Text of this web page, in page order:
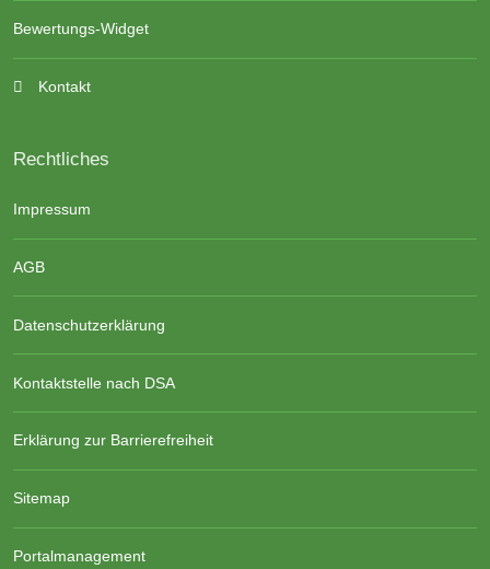
Bewertungs-Widget
Kontakt
Rechtliches
Impressum
AGB
Datenschutzerklärung
Kontaktstelle nach DSA
Erklärung zur Barrierefreiheit
Sitemap
Portalmanagement